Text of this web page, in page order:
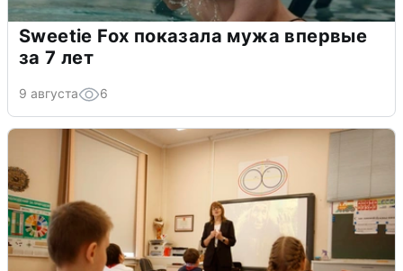
Sweetie Fox показала мужа впервые
за 7 лет
9 августа 6